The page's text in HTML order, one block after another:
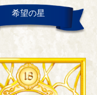
希望の星